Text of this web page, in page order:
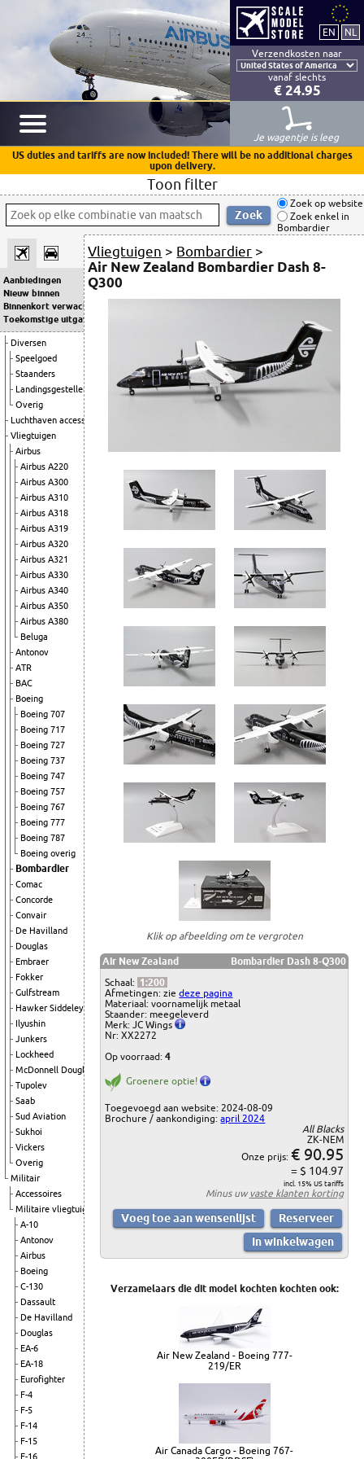
Verzendkosten naar
vanaf slechts
€ 24.95
Je wagentje is leeg
US duties and tariffs are now included! There will be no additional charges
upon delivery.
Toon filter
Zoek op website
Zoek enkel in
Bombardier
Aanbiedingen
Nieuw binnen
Binnenkort verwacht
Toekomstige uitgaven
Diversen
Speelgoed
Staanders
Landingsgestellen
Overig
Luchthaven accessoires
Vliegtuigen
Airbus
Airbus A220
Airbus A300
Airbus A310
Airbus A318
Airbus A319
Airbus A320
Airbus A321
Airbus A330
Airbus A340
Airbus A350
Airbus A380
Beluga
Antonov
ATR
BAC
Boeing
Boeing 707
Boeing 717
Boeing 727
Boeing 737
Boeing 747
Boeing 757
Boeing 767
Boeing 777
Boeing 787
Boeing overig
Bombardier
Comac
Concorde
Convair
De Havilland
Douglas
Embraer
Fokker
Gulfstream
Hawker Siddeley
Ilyushin
Junkers
Lockheed
McDonnell Douglas
Tupolev
Saab
Sud Aviation
Sukhoi
Vickers
Overig
Militair
Accessoires
Militaire vliegtuigen
A-10
Antonov
Airbus
Boeing
C-130
Dassault
De Havilland
Douglas
EA-6
EA-18
Eurofighter
F-4
F-5
F-14
F-15
F-16
Vliegtuigen > Bombardier >
Air New Zealand Bombardier Dash 8-
Q300
Klik op afbeelding om te vergroten
Air New Zealand
Bombardier Dash 8-Q300
Schaal: 1:200
Afmetingen: ziedeze pagina
Materiaal: voornamelijk metaal
Staander: meegeleverd
Merk: JC Wings
Nr: XX2272
Op voorraad:4
Groenere optie!
Toegevoegd aan website: 2024-08-09
Brochure / aankondiging:april 2024
All Blacks
ZK-NEM
Onze prijs: € 90.95
= $ 104.97
incl. 15% US tariffs
Minus uwvaste klanten korting
Verzamelaars die dit model kochten kochten ook:
Air New Zealand - Boeing 777-
219/ER
Air Canada Cargo - Boeing 767-